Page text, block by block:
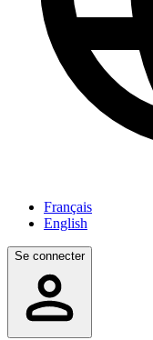
Français
English
Se connecter